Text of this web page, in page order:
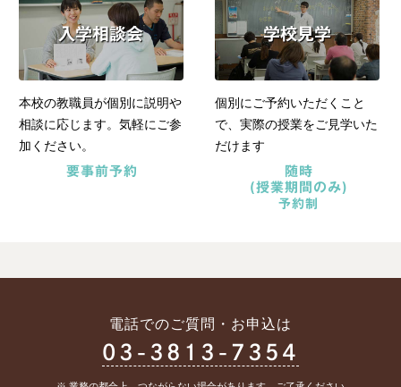
入学相談会
本校の教職員が個別に説明や
相談に応じます。気軽にご参
加ください。
要事前予約
学校見学
個別にご予約いただくこと
で、実際の授業をご見学いた
だけます
随時
(授業期間のみ)
予約制
電話でのご質問・お申込は
03-3813-7354